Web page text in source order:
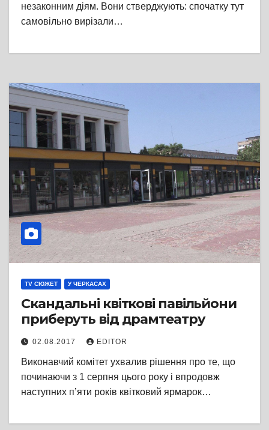
незаконним діям. Вони стверджують: спочатку тут
самовільно вирізали…
TV СЮЖЕТ У ЧЕРКАСАХ
Скандальні квіткові павільйони
приберуть від драмтеатру
02.08.2017 EDITOR
Виконавчий комітет ухвалив рішення про те, що
починаючи з 1 серпня цього року і впродовж
наступних п’яти років квітковий ярмарок…